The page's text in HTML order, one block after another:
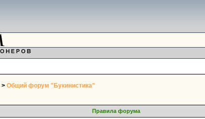
> Общий форум "Букинистика"
Правила форума